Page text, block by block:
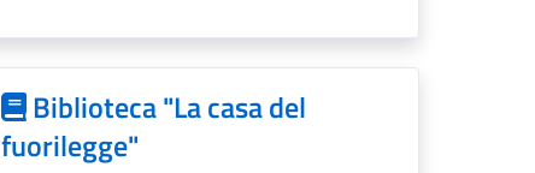
Biblioteca "La casa del
fuorilegge"